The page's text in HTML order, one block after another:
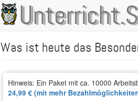
Main
navigation
Was ist heute das
Hinweis: Ein Paket mit ca. 10000
24,99 € (mit mehr